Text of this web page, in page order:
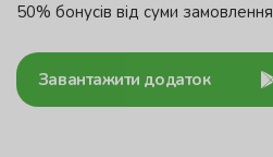
50% бонусів від суми замовлення
Завантажити додаток